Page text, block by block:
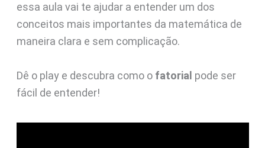
essa aula vai te ajudar a entender um dos
conceitos mais importantes da matemática de
maneira clara e sem complicação.
Dê o play e descubra como o fatorial pode ser
fácil de entender!